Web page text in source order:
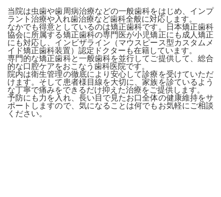
当院は虫歯や歯周病治療などの一般歯科をはじめ、インプ
ラント治療や入れ歯治療など歯科全般に対応します。
なかでも得意としているのは矯正歯科です。日本矯正歯科
協会に所属する矯正歯科の専門医が小児矯正にも成人矯正
にも対応し、インビザライン（マウスピース型カスタムメ
イド矯正歯科装置）認定ドクターも在籍しています。
専門的な矯正歯科と一般歯科を並行してご提供して、総合
的な口腔ケアをおこなう歯科医院です。
院内は衛生管理の徹底により安心して診療を受けていただ
けます。そして患者様目線を大切に、家族を診ているよう
な丁寧で痛みをできるだけ抑えた治療をご提供します。
予防にも力を入れ、長い目で見たお口全体の健康維持をサ
ポートしますので、気になることは何でもお気軽にご相談
ください。